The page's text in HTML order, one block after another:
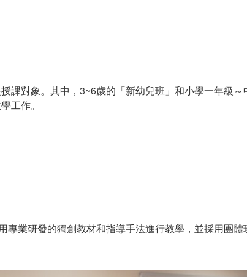
課對象。其中，3~6歲的「新幼兒班」和小學一年級
工作。
專業研發的獨創教材和指導手法進行教學，並採用團